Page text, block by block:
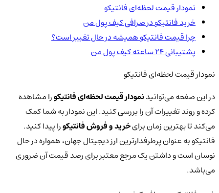
نمودار قیمت لحظه‌ای فانتیکو
خرید فانتیکو در صرافی کیف پول من
چرا قیمت فانتیکو همیشه در حال تغییر است؟
پشتیبانی ۲۴ ساعته کیف پول من
نمودار قیمت لحظه‌ای فانتیکو
در این صفحه می‌توانیدنمودار قیمت لحظه‌ای فانتیکورا مشاهده
کرده و روند تغییرات آن را بررسی کنید. این نمودار به شما کمک
می‌کند تا بهترین زمان برایخرید و فروش فانتیکورا پیدا کنید.
فانتیکو به عنوان پرطرفدارترین ارز دیجیتال جهان، همواره در حال
نوسان است و داشتن یک مرجع معتبر برای رصد قیمت آن ضروری
می‌باشد.